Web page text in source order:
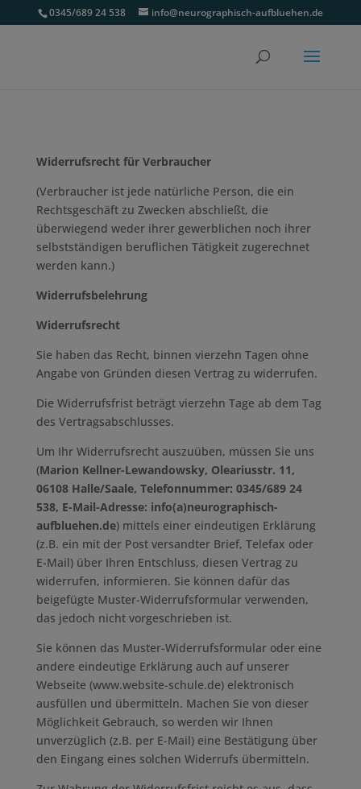
0345/689 24 538 info@neurographisch-aufbluehen.de
Widerrufsrecht für Verbraucher
(Verbraucher ist jede natürliche Person, die ein
Rechtsgeschäft zu Zwecken abschließt, die
überwiegend weder ihrer gewerblichen noch ihrer
selbstständigen beruflichen Tätigkeit zugerechnet
werden kann.)
Widerrufsbelehrung
Widerrufsrecht
Sie haben das Recht, binnen vierzehn Tagen ohne
Angabe von Gründen diesen Vertrag zu widerrufen.
Die Widerrufsfrist beträgt vierzehn Tage ab dem Tag
des Vertragsabschlusses.
Um Ihr Widerrufsrecht auszuüben, müssen Sie uns
(Marion Kellner-Lewandowsky, Oleariusstr. 11,
06108 Halle/Saale, Telefonnummer: 0345/689 24
538, E-Mail-Adresse: info(a)neurographisch-
aufbluehen.de) mittels einer eindeutigen Erklärung
(z.B. ein mit der Post versandter Brief, Telefax oder
E-Mail) über Ihren Entschluss, diesen Vertrag zu
widerrufen, informieren. Sie können dafür das
beigefügte Muster-Widerrufsformular verwenden,
das jedoch nicht vorgeschrieben ist.
Sie können das Muster-Widerrufsformular oder eine
andere eindeutige Erklärung auch auf unserer
Webseite (www.website-schule.de) elektronisch
ausfüllen und übermitteln. Machen Sie von dieser
Möglichkeit Gebrauch, so werden wir Ihnen
unverzüglich (z.B. per E-Mail) eine Bestätigung über
den Eingang eines solchen Widerrufs übermitteln.